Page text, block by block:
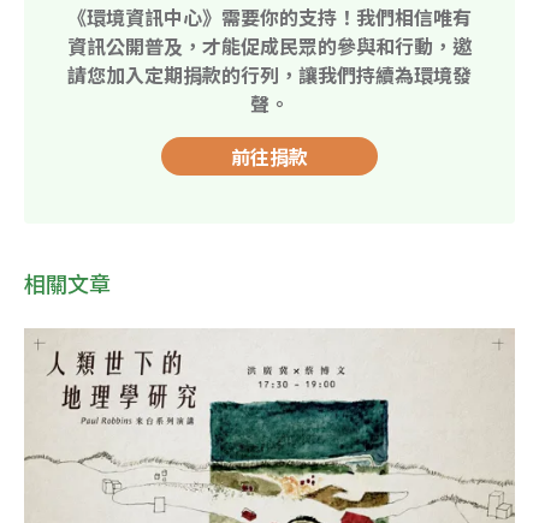
《環境資訊中心》需要你的支持！我們相信唯有
資訊公開普及，才能促成民眾的參與和行動，邀
請您加入定期捐款的行列，讓我們持續為環境發
聲。
前往捐款
相關文章